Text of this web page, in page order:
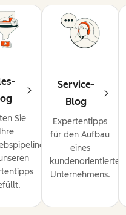
Sie
Service-
Blog
Expertentipps
für den Aufbau
eines
kundenorientierten
Unternehmens.